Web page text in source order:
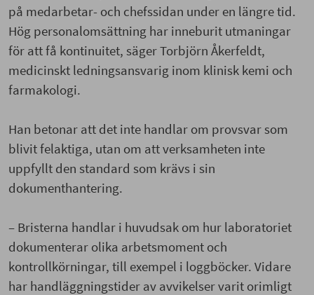
på medarbetar- och chefssidan under en längre tid.
Hög personalomsättning har inneburit utmaningar
för att få kontinuitet, säger Torbjörn Åkerfeldt,
medicinskt ledningsansvarig inom klinisk kemi och
farmakologi.
Han betonar att det inte handlar om provsvar som
blivit felaktiga, utan om att verksamheten inte
uppfyllt den standard som krävs i sin
dokumenthantering.
– Bristerna handlar i huvudsak om hur laboratoriet
dokumenterar olika arbetsmoment och
kontrollkörningar, till exempel i loggböcker. Vidare
har handläggningstider av avvikelser varit orimligt